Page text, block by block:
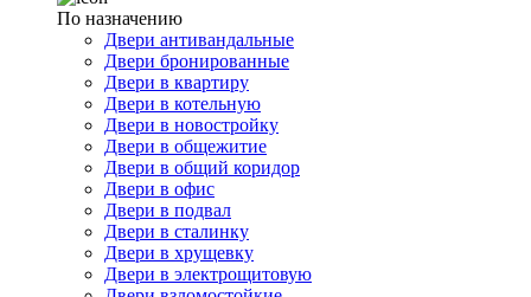
По назначению
Двери антивандальные
Двери бронированные
Двери в квартиру
Двери в котельную
Двери в новостройку
Двери в общежитие
Двери в общий коридор
Двери в офис
Двери в подвал
Двери в сталинку
Двери в хрущевку
Двери в электрощитовую